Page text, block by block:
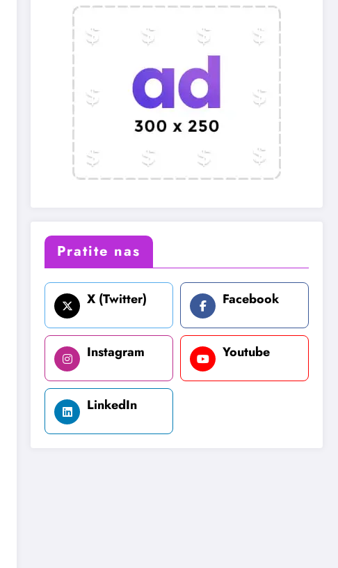
Pratite nas
X (Twitter) Facebook
Instagram Youtube
LinkedIn